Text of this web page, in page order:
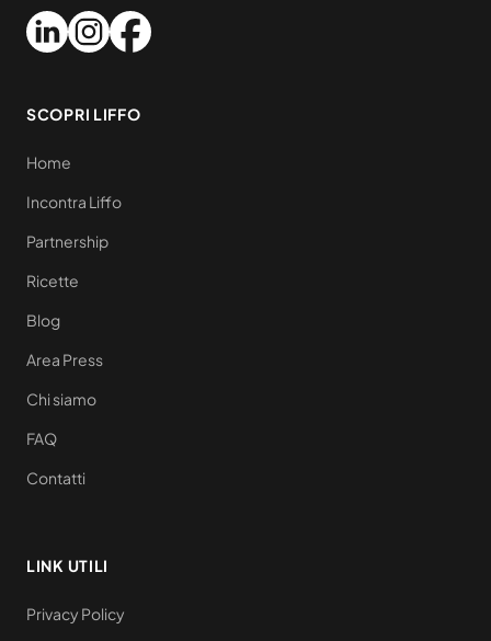
SCOPRI LIFFO
Home
Incontra Liffo
Partnership
Ricette
Blog
Area Press
Chi siamo
FAQ
Contatti
LINK UTILI
Privacy Policy